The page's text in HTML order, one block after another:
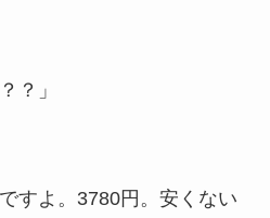
？」
すよ。3780円。安くない